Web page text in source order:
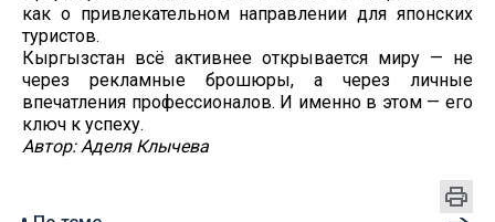
как о привлекательном направлении для японских
туристов.
Кыргызстан всё активнее открывается миру — не
через рекламные брошюры, а через личные
впечатления профессионалов. И именно в этом — его
ключ к успеху.
Автор: Аделя Клычева